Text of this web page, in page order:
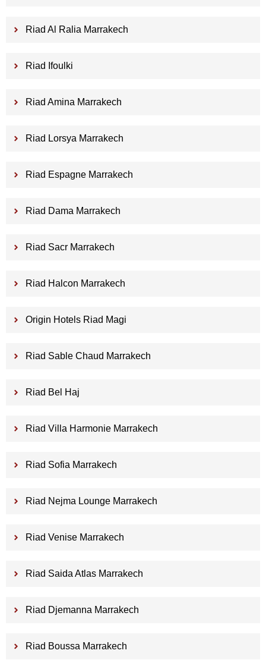
Riad Al Ralia Marrakech
Riad Ifoulki
Riad Amina Marrakech
Riad Lorsya Marrakech
Riad Espagne Marrakech
Riad Dama Marrakech
Riad Sacr Marrakech
Riad Halcon Marrakech
Origin Hotels Riad Magi
Riad Sable Chaud Marrakech
Riad Bel Haj
Riad Villa Harmonie Marrakech
Riad Sofia Marrakech
Riad Nejma Lounge Marrakech
Riad Venise Marrakech
Riad Saida Atlas Marrakech
Riad Djemanna Marrakech
Riad Boussa Marrakech